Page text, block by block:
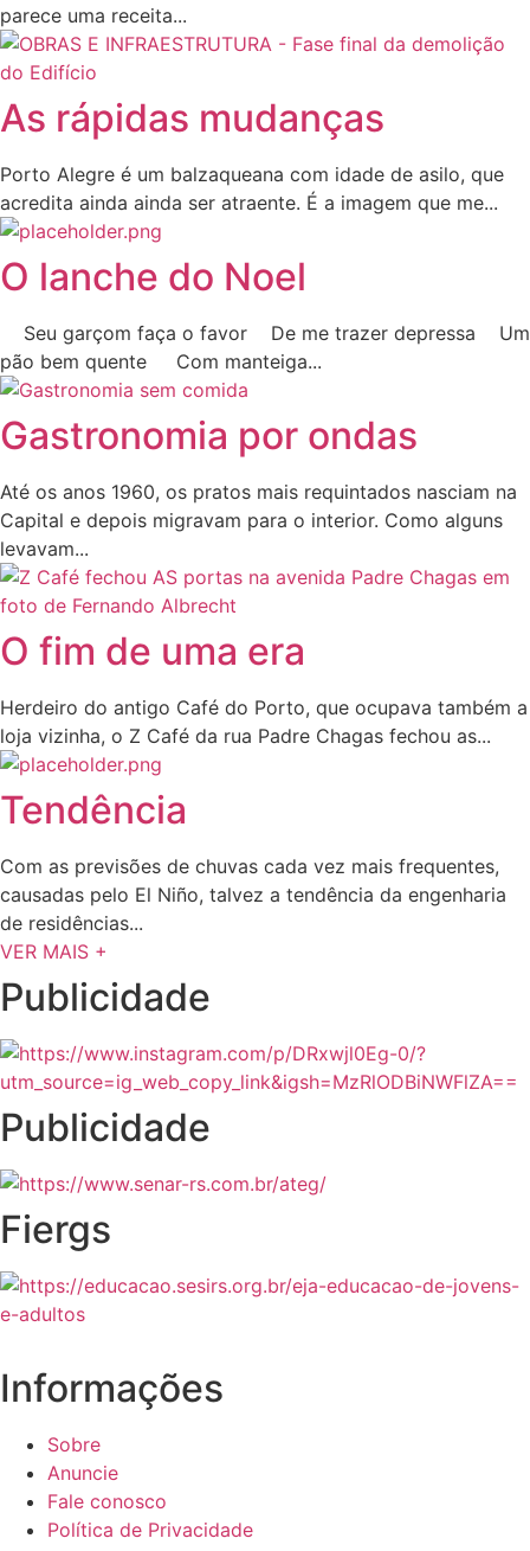
parece uma receita...
As rápidas mudanças
Porto Alegre é um balzaqueana com idade de asilo, que
acredita ainda ainda ser atraente. É a imagem que me...
O lanche do Noel
Seu garçom faça o favor De me trazer depressa Um
pão bem quente Com manteiga...
Gastronomia por ondas
Até os anos 1960, os pratos mais requintados nasciam na
Capital e depois migravam para o interior. Como alguns
levavam...
O fim de uma era
Herdeiro do antigo Café do Porto, que ocupava também a
loja vizinha, o Z Café da rua Padre Chagas fechou as...
Tendência
Com as previsões de chuvas cada vez mais frequentes,
causadas pelo El Niño, talvez a tendência da engenharia
de residências...
VER MAIS +
Publicidade
Publicidade
Fiergs
Informações
Sobre
Anuncie
Fale conosco
Política de Privacidade